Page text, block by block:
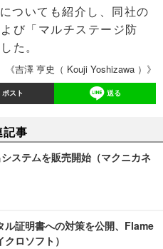
ついても紹介し、同社の
び「マルチステージ防
た。
《吉澤 亨史（ Kouji Yoshizawa ）》
ポスト 送る
記事
ステムを販売開始（マクニカネ
ル証明書への対策を公開、Flame
ロソフト）